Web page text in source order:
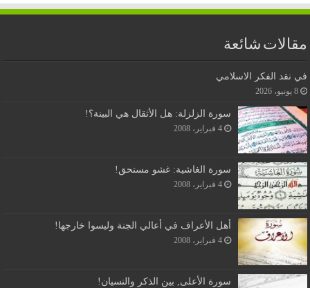
مقالات شائعة
في نقد الفكر الاسلامي
8 يونيو، 2026
سورة الزلزلة: هل الأثقال هي البينة؟!
4 فبراير، 2008
سورة الغاشية: غشو مستحق!
4 فبراير، 2008
أهل الأعراف في أعالي الجنة وليسوا خارجها!
4 فبراير، 2008
سورة الأعلى, بين الذكر والنسيان!